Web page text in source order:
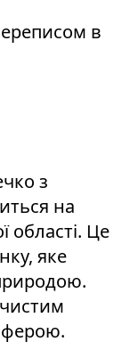
в
з
на
області. Це
яке